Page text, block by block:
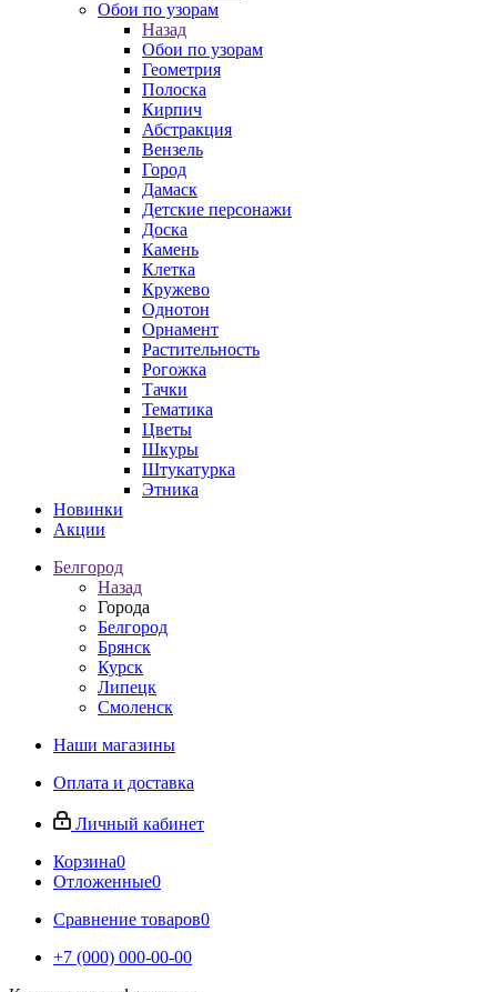
Обои по узорам
Назад
Обои по узорам
Геометрия
Полоска
Кирпич
Абстракция
Вензель
Город
Дамаск
Детские персонажи
Доска
Камень
Клетка
Кружево
Однотон
Орнамент
Растительность
Рогожка
Тачки
Тематика
Цветы
Шкуры
Штукатурка
Этника
Новинки
Акции
Белгород
Назад
Города
Белгород
Брянск
Курск
Липецк
Смоленск
Наши магазины
Оплата и доставка
Личный кабинет
Корзина0
Отложенные0
Сравнение товаров0
+7 (000) 000-00-00